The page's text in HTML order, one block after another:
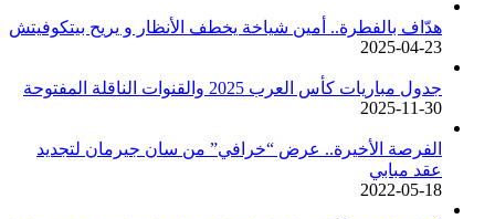
هدّاف بالفطرة.. أمين شياخة يخطف الأنظار و يريح بيتكوفيتش
2025-04-23
جدول مباريات كأس العرب 2025 والقنوات الناقلة المفتوحة
2025-11-30
الفرصة الأخيرة.. عرض “خرافي” من سان جيرمان لتجديد
عقد مبابي
2022-05-18